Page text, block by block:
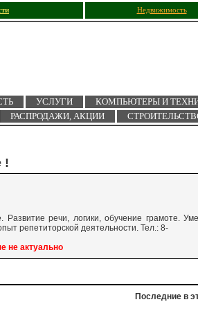
Недвижимость
УСЛУГИ КОМПЬЮТЕРЫ И
РАСПРОДАЖИ, АКЦИИ
!
речи, логики, обучение грамоте.
репетиторской деятельности. Тел.: 8-
не актуально
Последние в